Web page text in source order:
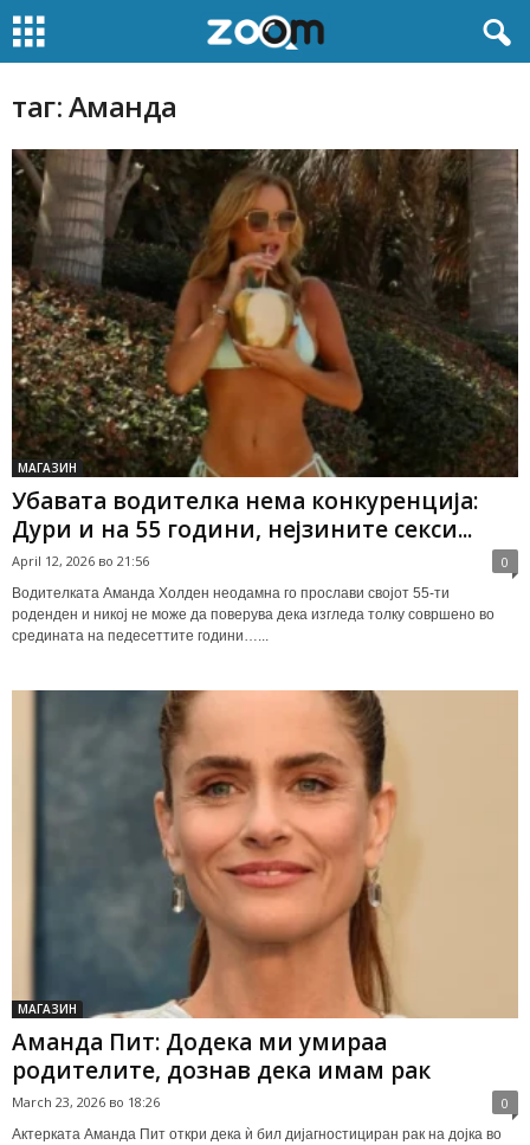
таг: Аманда
МАГАЗИН
Убавата водителка нема конкуренција:
Дури и на 55 години, нејзините секси...
April 12, 2026 во 21:56 0
Водителката Аманда Холден неодамна го прослави својот 55-ти
роденден и никој не може да поверува дека изгледа толку совршено во
средината на педесеттите години…...
МАГАЗИН
Аманда Пит: Додека ми умираа
родителите, дознав дека имам рак
March 23, 2026 во 18:26 0
Актерката Аманда Пит откри дека ѝ бил дијагностициран рак на дојка во